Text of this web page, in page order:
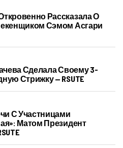
Рассказала О
Сэмом Асгари
Сделала Своему 3-
Стрижку‍ — RSUTE
С Участницами
Матом Президент